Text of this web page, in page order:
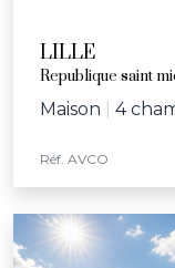
LILLE
Republique saint
Maison 4
Réf. AVCO